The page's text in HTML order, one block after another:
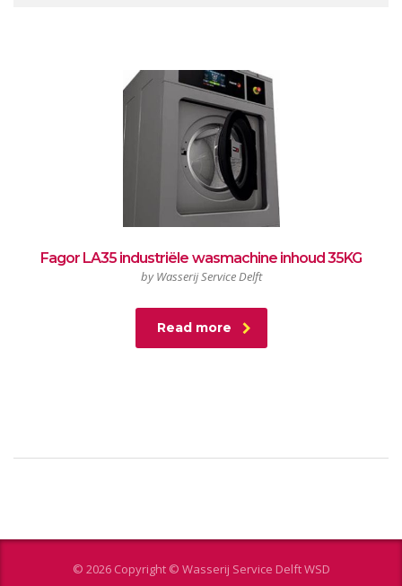
Fagor LA35 industriële wasmachine inhoud 35KG
by Wasserij Service Delft
Read more
© 2026 Copyright © Wasserij Service DelftWSD